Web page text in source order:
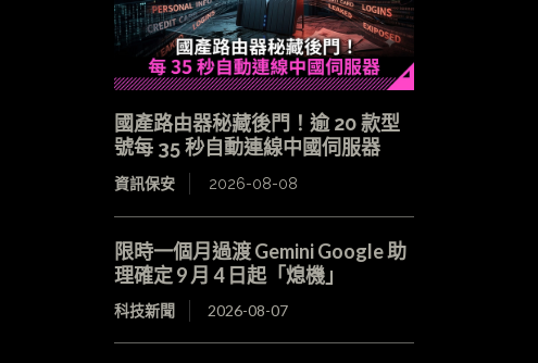
國產路由器秘藏後門！逾 20 款型
號每 35 秒自動連線中國伺服器
資訊保安 2026-08-08
限時一個月過渡 Gemini Google 助
理確定 9 月 4 日起「熄機」
科技新聞 2026-08-07